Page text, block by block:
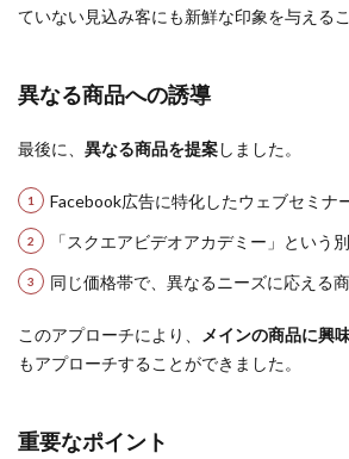
ていない見込み客にも新鮮な印象を与える
異なる商品への誘導
最後に、 異なる商品を提案しました。
Facebook広告に特化したウェブセミナ
「スクエアビデオアカデミー」という
同じ価格帯で、異なるニーズに応える
このアプローチにより、 メインの商品に興
もアプローチすることができました。
重要なポイント